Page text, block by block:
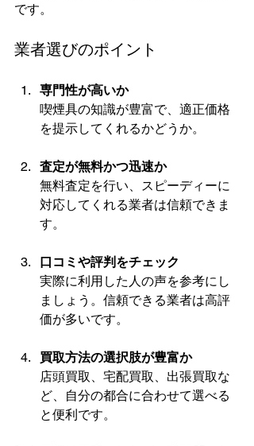
です。
業者選びのポイント
専門性が高いか
喫煙具の知識が豊富で、適正価格
を提示してくれるかどうか。
査定が無料かつ迅速か
無料査定を行い、スピーディーに
対応してくれる業者は信頼できま
す。
口コミや評判をチェック
実際に利用した人の声を参考にし
ましょう。信頼できる業者は高評
価が多いです。
買取方法の選択肢が豊富か
店頭買取、宅配買取、出張買取な
ど、自分の都合に合わせて選べる
と便利です。